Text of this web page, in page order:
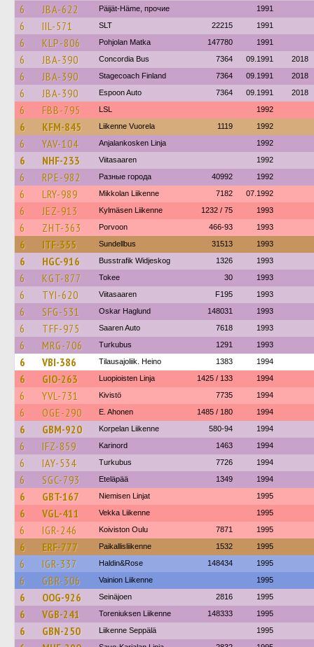
6 JBA-622 Päijät-Häme, прочие 1991
6 IIL-571 SLT 22215 1991
6 KLP-806 Pohjolan Matka 147780 1991
6 JBA-390 Concordia Bus 7364 09.1991 2018
6 JBA-390 Stagecoach Finland 7364 09.1991 2018
6 JBA-390 Espoon Auto 7364 09.1991 2018
6 FBB-795 LSL 1992
6 KFM-845 Liikenne Vuorela 1119 1992
6 YAV-104 Anjalankosken Linja 1992
6 NHF-233 Viitasaaren 1992
6 RPE-982 Разные города 40992 1992
6 LRY-989 Mikkolan Liikenne 7182 07.1992
6 JEZ-913 Kylmäsen Liikenne 1232 / 75 1993
6 ZHT-363 Porvoon 466-93 1993
6 ITF-355 Sundellbus 31513 1993
6 HGC-916 Busstrafik Widjeskog 1326 1993
6 KGT-877 Tokee 30 1993
6 TYI-620 Viitasaaren F195 1993
6 SFG-531 Oskar Haglund 148031 1993
6 TFF-975 Saaren Auto 7618 1993
6 MRG-706 Turkubus 1291 1993
6 VBI-386 Tilausajoliik. Heino 1383 1994
6 GIO-263 Luopioisten Linja 1425 / 133 1994
6 YVL-731 Kivistö 7735 1994
6 OGE-290 E. Ahonen 1485 / 180 1994
6 GBM-920 Korpelan Liikenne 580-94 1994
6 IFZ-859 Karinord 1463 1994
6 IAY-534 Turkubus 7726 1994
6 SGC-793 Eteläpää 1349 1994
6 GBT-167 Niemisen Linjat 1995
6 VGL-411 Vekka Liikenne 1995
6 IGR-246 Koiviston Oulu 7871 1995
6 ERF-777 Paikallisliikenne 1532 1995
6 IGR-337 Haldin&Rose 148434 1995
6 GBR-306 Vainion Liikenne 1995
6 OOG-926 Seinäjoen 2816 1995
6 VGB-241 Toreniuksen Liikenne 148333 1995
6 GBN-250 Liikenne Seppälä 1995